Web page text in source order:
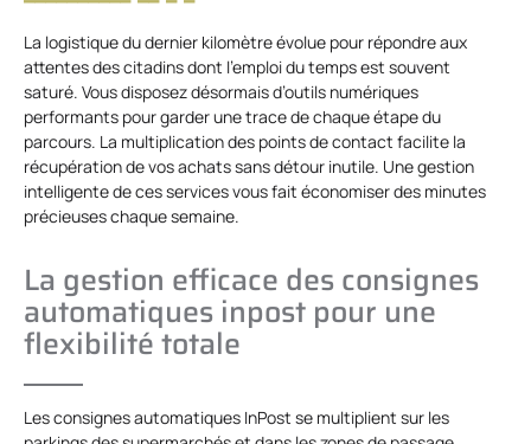
La logistique du dernier kilomètre évolue pour répondre aux
attentes des citadins dont l’emploi du temps est souvent
saturé. Vous disposez désormais d’outils numériques
performants pour garder une trace de chaque étape du
parcours. La multiplication des points de contact facilite la
récupération de vos achats sans détour inutile. Une gestion
intelligente de ces services vous fait économiser des minutes
précieuses chaque semaine.
La gestion efficace des consignes
automatiques inpost pour une
flexibilité totale
Les consignes automatiques InPost se multiplient sur les